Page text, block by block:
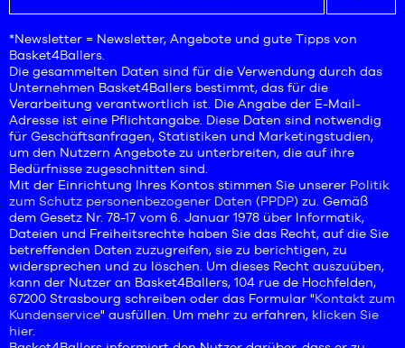
*Newsletter = Newsletter, Angebote und gute Tipps von
Basket4Ballers.
Die gesammelten Daten sind für die Verwendung durch das
Unternehmen Basket4Ballers bestimmt, das für die
Verarbeitung verantwortlich ist. Die Angabe der E-Mail-
Adresse ist eine Pflichtangabe. Diese Daten sind notwendig
für Geschäftsanfragen, Statistiken und Marketingstudien,
um den Nutzern Angebote zu unterbreiten, die auf ihre
Bedürfnisse zugeschnitten sind.
Mit der Einrichtung Ihres Kontos stimmen Sie unserer Politik
zum Schutz personenbezogener Daten (PPDP) zu. Gemäß
dem Gesetz Nr. 78-17 vom 6. Januar 1978 über Informatik,
Dateien und Freiheitsrechte haben Sie das Recht, auf die Sie
betreffenden Daten zuzugreifen, sie zu berichtigen, zu
widersprechen und zu löschen. Um dieses Recht auszuüben,
kann der Nutzer an Basket4Ballers, 104 rue de Hochfelden,
67200 Strasbourg schreiben oder das Formular "Kontakt zum
Kundenservice" ausfüllen. Um mehr zu erfahren, klicken Sie
hier.